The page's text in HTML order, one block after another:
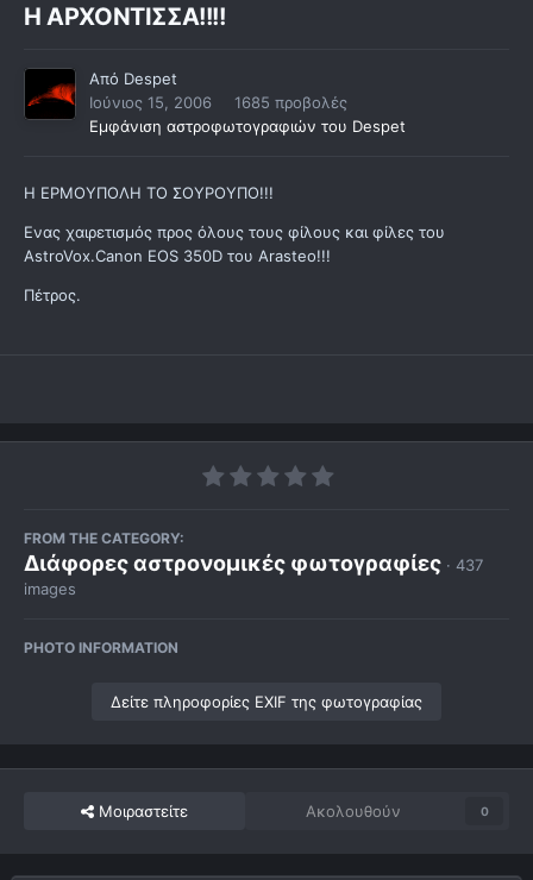
Η ΑΡΧΟΝΤΙΣΣΑ!!!!
Από Despet
Ιούνιος 15, 2006
1685 προβολές
Εμφάνιση αστροφωτογραφιών του Despet
Η ΕΡΜΟΥΠΟΛΗ ΤΟ ΣΟΥΡΟΥΠΟ!!!
Ενας χαιρετισμός προς όλους τους φίλους και φίλες του
AstroVox.Canon EOS 350D του Αrasteo!!!
Πέτρος.
FROM THE CATEGORY:
Διάφορες αστρονομικές φωτογραφίες · 437
images
PHOTO INFORMATION
Δείτε πληροφορίες EXIF της φωτογραφίας
Μοιραστείτε Ακολουθούν 0